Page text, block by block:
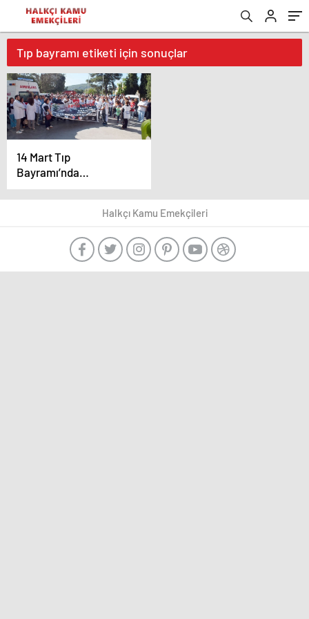
Tıp bayramı etiketi için sonuçlar
14 Mart Tıp
Bayramı’nda
sağlıkçılar ve halkımız
mutsuz, örgütsüz…
Halkçı Kamu Emekçileri